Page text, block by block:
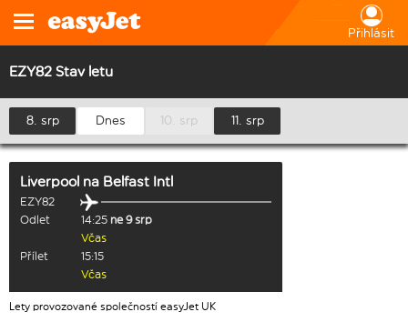
Přihlásit
EZY82 Stav letu
8. srp Dnes 10. srp 11. srp
Liverpool na Belfast Intl
EZY82
Odlet
14:25 ne 9 srp
Včas
Přílet
15:15
Včas
Lety provozované společností easyJet UK